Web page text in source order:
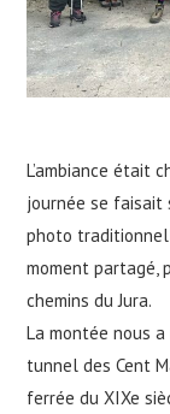
L’ambiance était
journée se faisait
photo
moment partagé,
chemins du Jura.
La montée nous
tunnel des Cent
ferrée du XIXe